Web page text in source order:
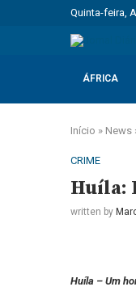
Quinta-feira,
ÁFRICA
Início » News
CRIME
Huíla:
written by
Huíla – Um